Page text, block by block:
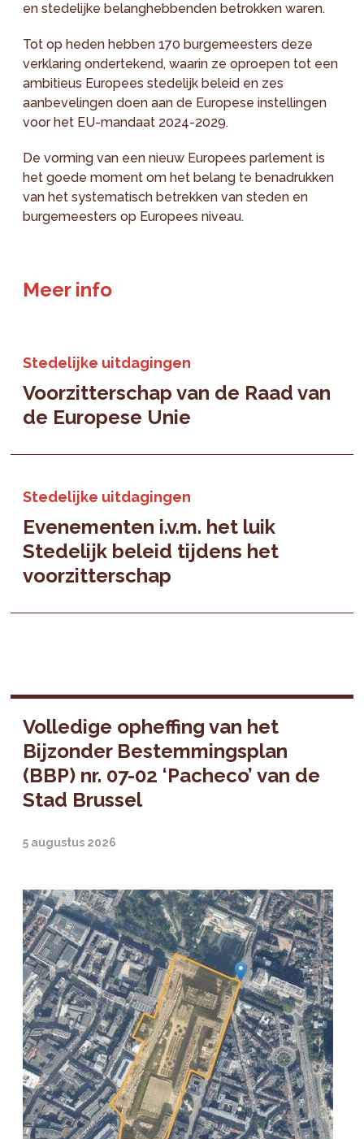
en stedelijke belanghebbenden betrokken waren.
Tot op heden hebben 170 burgemeesters deze
verklaring ondertekend, waarin ze oproepen tot een
ambitieus Europees stedelijk beleid en zes
aanbevelingen doen aan de Europese instellingen
voor het EU-mandaat 2024-2029.
De vorming van een nieuw Europees parlement is
het goede moment om het belang te benadrukken
van het systematisch betrekken van steden en
burgemeesters op Europees niveau.
Meer info
Stedelijke uitdagingen
Voorzitterschap van de Raad van
de Europese Unie
Stedelijke uitdagingen
Evenementen i.v.m. het luik
Stedelijk beleid tijdens het
voorzitterschap
Volledige opheffing van het
Bijzonder Bestemmingsplan
(BBP) nr. 07-02 ‘Pacheco’ van de
Stad Brussel
5 augustus 2026